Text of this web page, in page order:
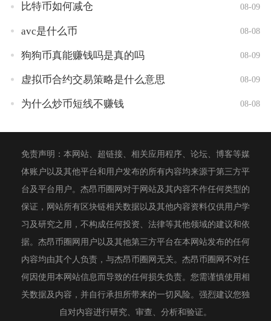
比特币如何减仓 08-09
avc是什么币 08-08
狗狗币真能赚钱吗是真的吗 08-09
虚拟币合约交易策略是什么意思 08-09
为什么炒币短线不赚钱 08-08
免责声明：本网站、超链接、相关应用程序、论坛、博客等媒
体账户以及其他平台和用户发布的所有内容均来源于第三方平
台及平台用户。杰昂币圈网对于网站及其内容不作任何类型的
保证，网站所有区块链相关数据以及其他内容资料仅供用户学
习及研究之用，不构成任何投资、法律等其他领域的建议和依
据。杰昂币圈网用户以及其他第三方平台在本网站发布的任何
内容均由其个人负责，与杰昂币圈网无关。杰昂币圈网不对任
何因使用本网站信息而导致的任何损失负责。您需谨慎使用相
关数据及内容，并自行承担所带来的一切风险。强烈建议您独
自对内容进行研究、审查、分析和验证。